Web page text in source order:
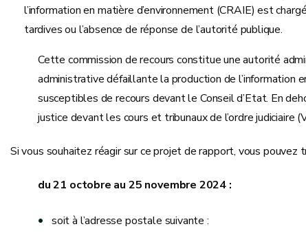
l’information en matière d’environnement (CRAIE) est
tardives ou l’absence de réponse de l’autorité publique.
Cette commission de recours constitue une autorité
administrative défaillante la production de l’information
susceptibles de recours devant le Conseil d’Etat. En
justice devant les cours et tribunaux de l’ordre judiciaire
Si vous souhaitez réagir sur ce projet de rapport, vous pouvez
du 21 octobre au 25 novembre 2024 :
soit à l’adresse postale suivante :